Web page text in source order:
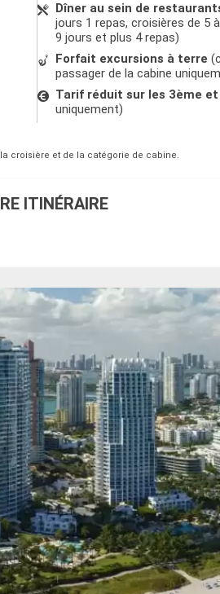
Dîner au sein de
jours 1 repas, croisières de 5
9 jours et plus 4 repas)
Forfait excursions à terre
passager de la cabine
Tarif réduit sur les 3ème
uniquement)
croisière et de la catégorie de cabine.
ITINÉRAIRE